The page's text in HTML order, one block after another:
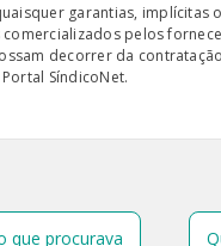
garantias,
pelos
decorrer da
SíndicoNet.
que procurava